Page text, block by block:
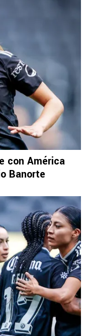
con América
Banorte